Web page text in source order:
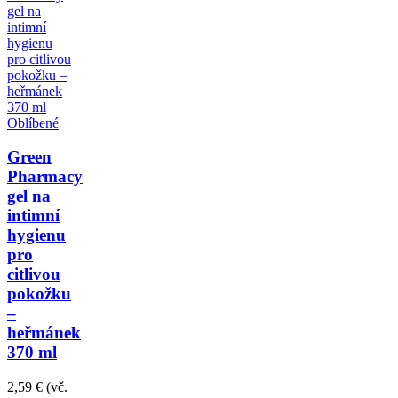
Oblíbené
Green
Pharmacy
gel na
intimní
hygienu
pro
citlivou
pokožku
–
heřmánek
370 ml
2,59 € (vč.